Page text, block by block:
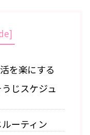
]
を楽にする
じスケジュ
ーティン